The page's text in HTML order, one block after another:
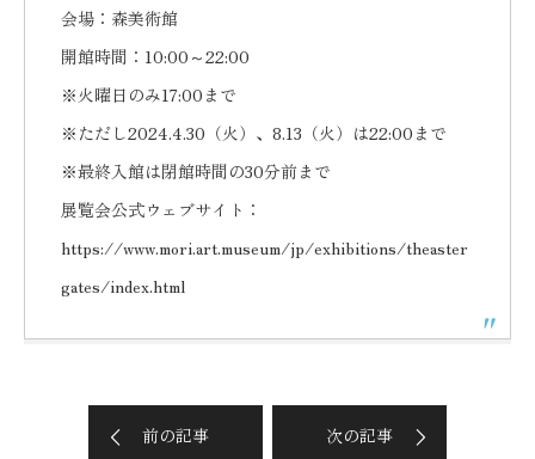
会場：森美術館
開館時間：10:00～22:00
※火曜日のみ17:00まで
※ただし2024.4.30（火）、8.13（火）は22:00まで
※最終入館は閉館時間の30分前まで
展覧会公式ウェブサイト：
https://www.mori.art.museum/jp/exhibitions/theaster
gates/index.html
前の記事 次の記事